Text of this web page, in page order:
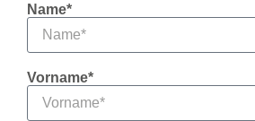
Name*
Vorname*